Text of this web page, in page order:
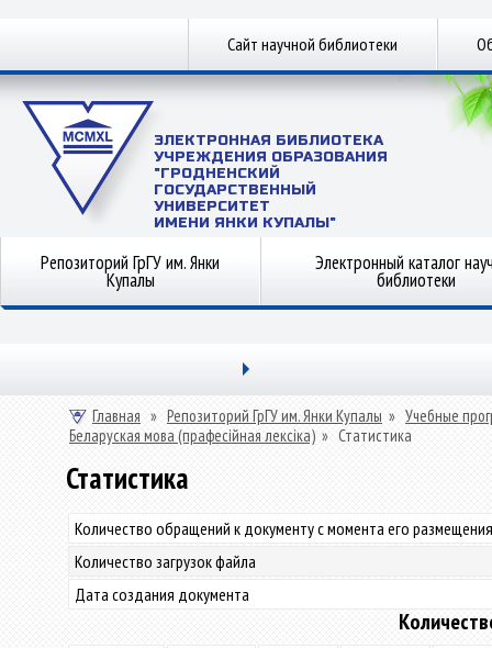
Сайт научной библиотеки
ЭЛЕКТРОННАЯ БИБЛИОТЕКА
УЧРЕЖДЕНИЯ ОБРАЗОВАНИЯ
"ГРОДНЕНСКИЙ
ГОСУДАРСТВЕННЫЙ
УНИВЕРСИТЕТ
ИМЕНИ ЯНКИ КУПАЛЫ"
Репозиторий ГрГУ им. Янки
Купалы
Электронный каталог
библиотеки
Главная » Репозиторий ГрГУ им. Янки Купалы » Учебные
Беларуская мова (прафесійная лексіка) » Статистика
Статистика
Количество обращений к документу с момента его
Количество загрузок файла
Дата создания документа